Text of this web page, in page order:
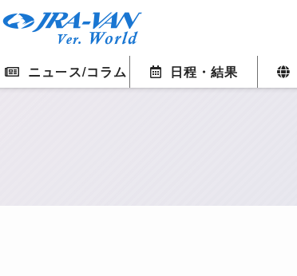
ニュース/コラム 日程・結果